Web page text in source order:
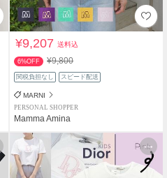
¥9,207送料込
6%OFF ¥9,800
関税負担なし スピード配送
MARNI
PERSONAL SHOPPER
Mamma Amina